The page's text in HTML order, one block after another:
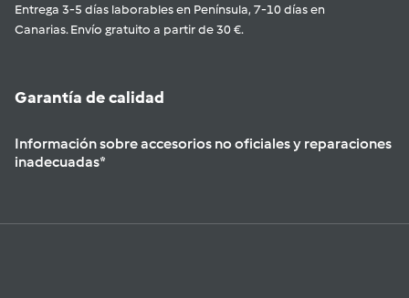
Entrega 3-5 días laborables en Península, 7-10 días en
Canarias. Envío gratuito a partir de 30 €.
Garantía de calidad
Información sobre accesorios no oficiales y reparaciones
inadecuadas*